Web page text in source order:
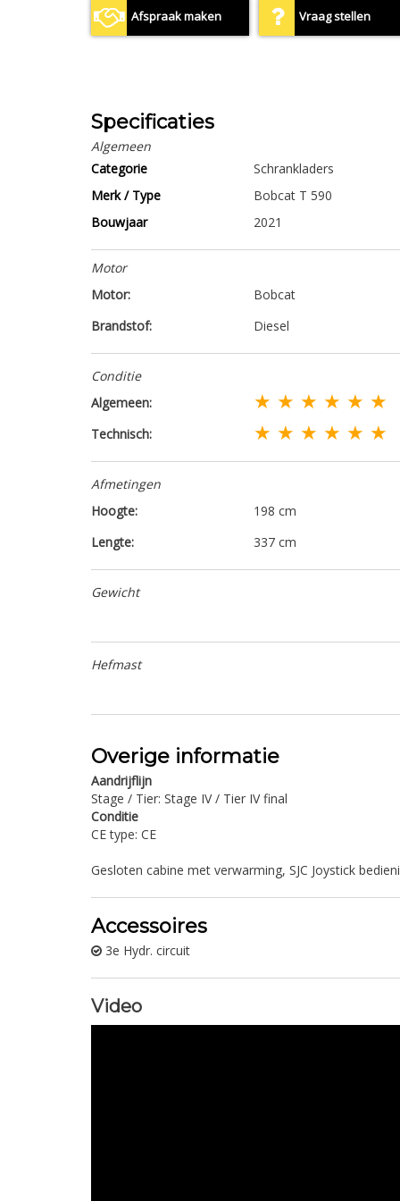
Afspraak maken Vraag stellen
Specificaties
Algemeen
Categorie
Schrankladers
Merk / Type
Bobcat T 590
Bouwjaar
2021
Motor
Motor:
Bobcat
Brandstof:
Diesel
Conditie
Algemeen:
★ ★ ★ ★ ★ ★
Technisch: ★ ★ ★ ★ ★ ★
Afmetingen
Hoogte:
198 cm
Lengte:
337 cm
Gewicht
Hefmast
Overige informatie
Aandrijflijn
Stage / Tier: Stage IV / Tier IV final
Conditie
CE type: CE
Gesloten cabine met verwarming, SJC Joystick
Accessoires
3e Hydr. circuit
Video